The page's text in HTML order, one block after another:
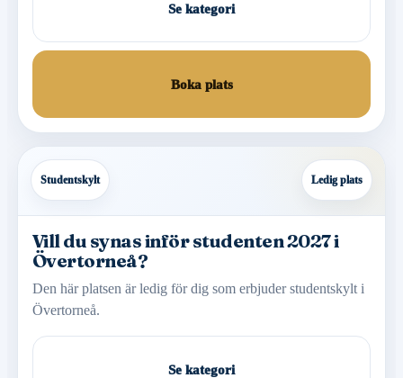
Se kategori
Boka plats
Studentskylt Ledig plats
Vill du synas inför studenten 2027 i
Övertorneå?
Den här platsen är ledig för dig som erbjuder studentskylt i
Övertorneå.
Se kategori